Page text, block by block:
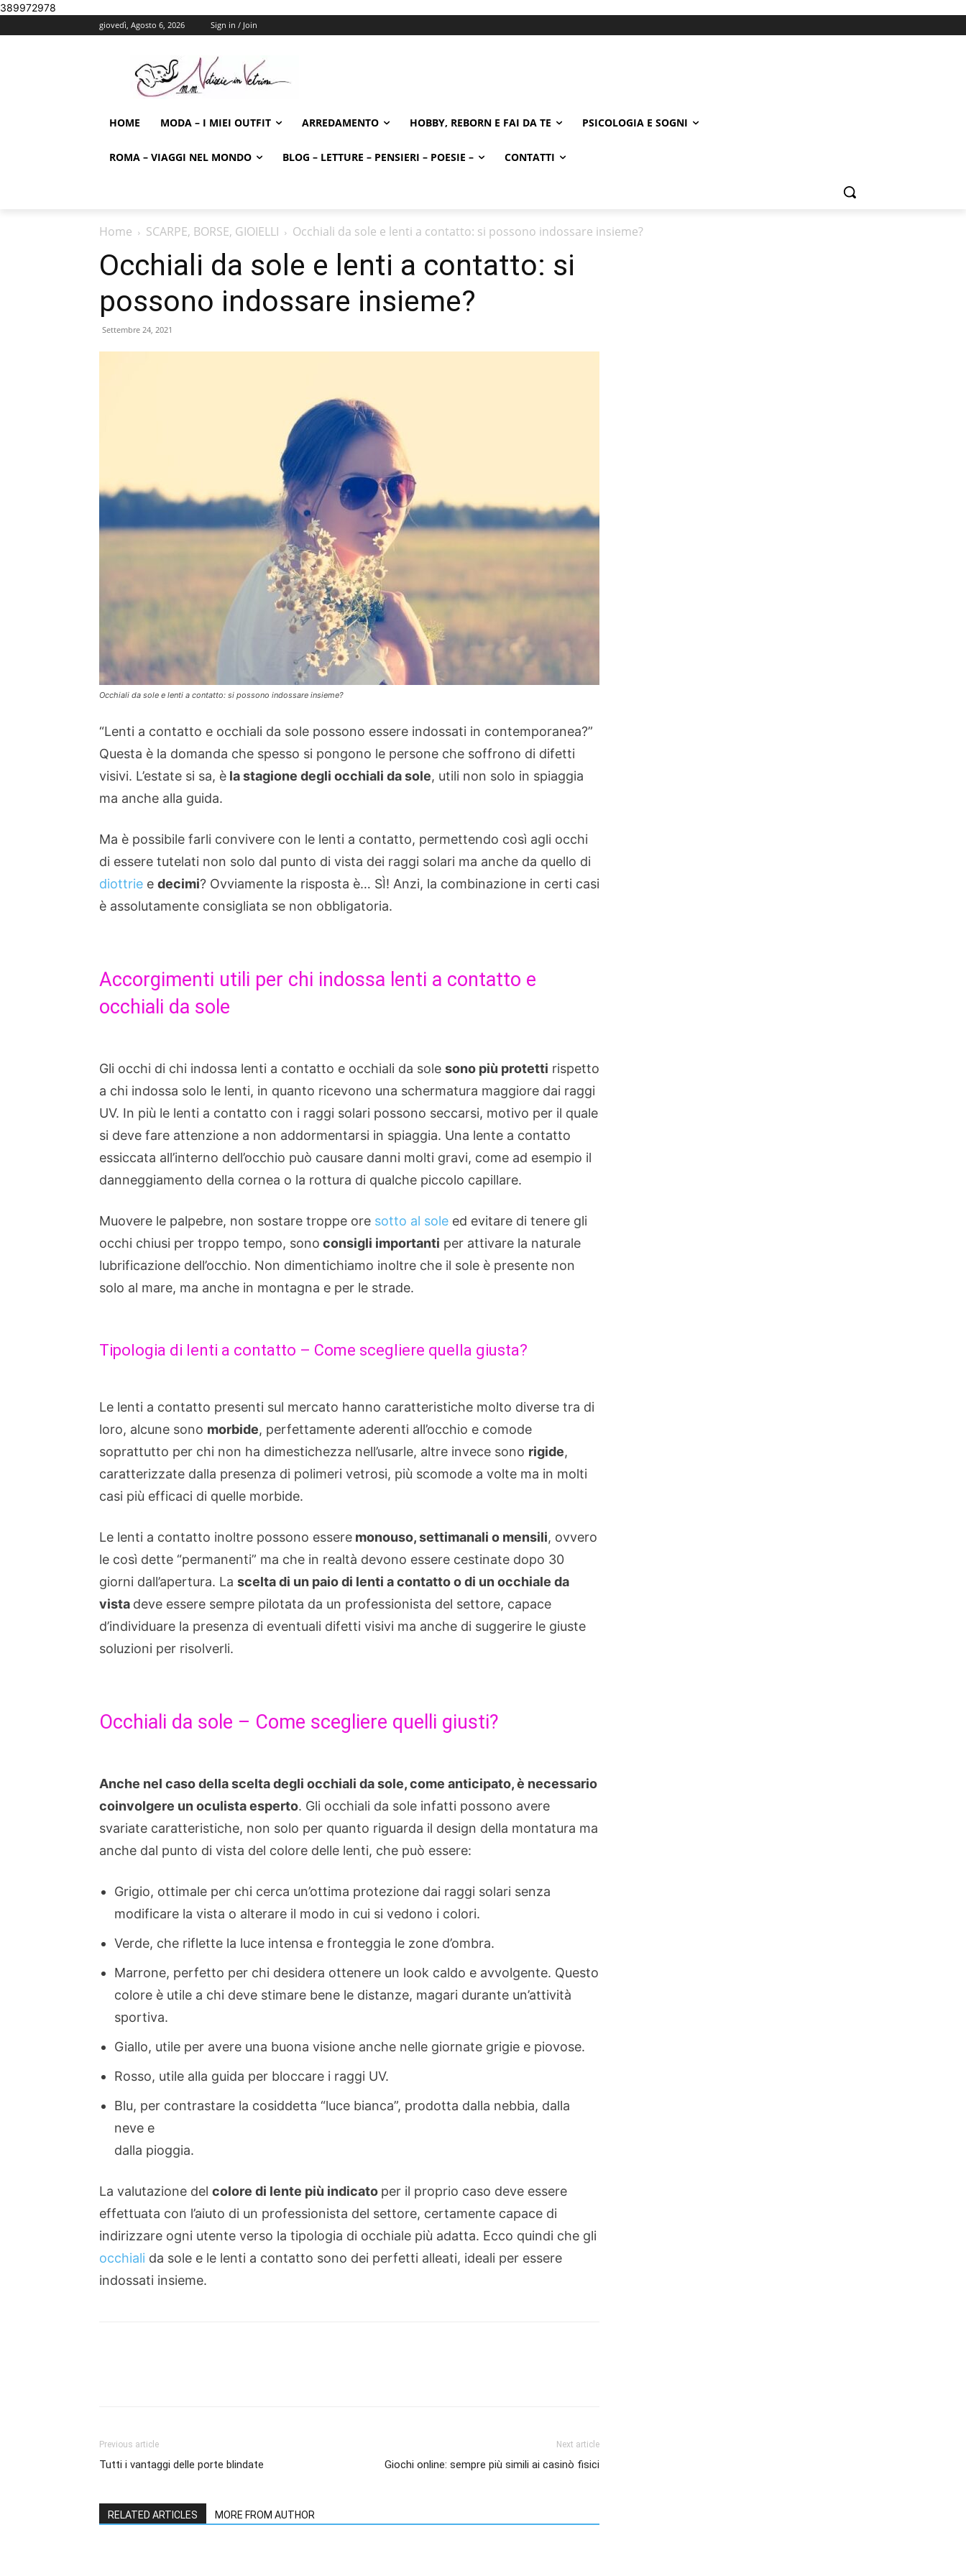
389972978
giovedì, Agosto 6, 2026 Sign in / Join
HOME MODA – I MIEI OUTFIT ARREDAMENTO HOBBY, REBORN E FAI DA TE PSICOLOGIA E SOGNI
ROMA – VIAGGI NEL MONDO BLOG – LETTURE – PENSIERI – POESIE – CONTATTI
Home SCARPE, BORSE, GIOIELLI Occhiali da sole e lenti a contatto: si possono indossare insieme?
Occhiali da sole e lenti a contatto: si
possono indossare insieme?
Settembre 24, 2021
Occhiali da sole e lenti a contatto: si possono indossare insieme?
“Lenti a contatto e occhiali da sole possono essere indossati in contemporanea?”
Questa è la domanda che spesso si pongono le persone che soffrono di difetti
visivi. L’estate si sa, è la stagione degli occhiali da sole, utili non solo in spiaggia
ma anche alla guida.
Ma è possibile farli convivere con le lenti a contatto, permettendo così agli occhi
di essere tutelati non solo dal punto di vista dei raggi solari ma anche da quello di
diottrie e decimi? Ovviamente la risposta è… SÌ! Anzi, la combinazione in certi casi
è assolutamente consigliata se non obbligatoria.
Accorgimenti utili per chi indossa lenti a contatto e
occhiali da sole
Gli occhi di chi indossa lenti a contatto e occhiali da sole sono più protetti rispetto
a chi indossa solo le lenti, in quanto ricevono una schermatura maggiore dai raggi
UV. In più le lenti a contatto con i raggi solari possono seccarsi, motivo per il quale
si deve fare attenzione a non addormentarsi in spiaggia. Una lente a contatto
essiccata all’interno dell’occhio può causare danni molti gravi, come ad esempio il
danneggiamento della cornea o la rottura di qualche piccolo capillare.
Muovere le palpebre, non sostare troppe ore sotto al sole ed evitare di tenere gli
occhi chiusi per troppo tempo, sono consigli importanti per attivare la naturale
lubrificazione dell’occhio. Non dimentichiamo inoltre che il sole è presente non
solo al mare, ma anche in montagna e per le strade.
Tipologia di lenti a contatto – Come scegliere quella giusta?
Le lenti a contatto presenti sul mercato hanno caratteristiche molto diverse tra di
loro, alcune sono morbide, perfettamente aderenti all’occhio e comode
soprattutto per chi non ha dimestichezza nell’usarle, altre invece sono rigide,
caratterizzate dalla presenza di polimeri vetrosi, più scomode a volte ma in molti
casi più efficaci di quelle morbide.
Le lenti a contatto inoltre possono essere monouso, settimanali o mensili, ovvero
le così dette “permanenti” ma che in realtà devono essere cestinate dopo 30
giorni dall’apertura. La scelta di un paio di lenti a contatto o di un occhiale da
vista deve essere sempre pilotata da un professionista del settore, capace
d’individuare la presenza di eventuali difetti visivi ma anche di suggerire le giuste
soluzioni per risolverli.
Occhiali da sole – Come scegliere quelli giusti?
Anche nel caso della scelta degli occhiali da sole, come anticipato, è necessario
coinvolgere un oculista esperto. Gli occhiali da sole infatti possono avere
svariate caratteristiche, non solo per quanto riguarda il design della montatura ma
anche dal punto di vista del colore delle lenti, che può essere:
Grigio, ottimale per chi cerca un’ottima protezione dai raggi solari senza
modificare la vista o alterare il modo in cui si vedono i colori.
Verde, che riflette la luce intensa e fronteggia le zone d’ombra.
Marrone, perfetto per chi desidera ottenere un look caldo e avvolgente. Questo
colore è utile a chi deve stimare bene le distanze, magari durante un’attività
sportiva.
Giallo, utile per avere una buona visione anche nelle giornate grigie e piovose.
Rosso, utile alla guida per bloccare i raggi UV.
Blu, per contrastare la cosiddetta “luce bianca”, prodotta dalla nebbia, dalla
neve e
dalla pioggia.
La valutazione del colore di lente più indicato per il proprio caso deve essere
effettuata con l’aiuto di un professionista del settore, certamente capace di
indirizzare ogni utente verso la tipologia di occhiale più adatta. Ecco quindi che gli
occhiali da sole e le lenti a contatto sono dei perfetti alleati, ideali per essere
indossati insieme.
Previous article
Tutti i vantaggi delle porte blindate
Next article
Giochi online: sempre più simili ai casinò fisici
RELATED ARTICLES MORE FROM AUTHOR